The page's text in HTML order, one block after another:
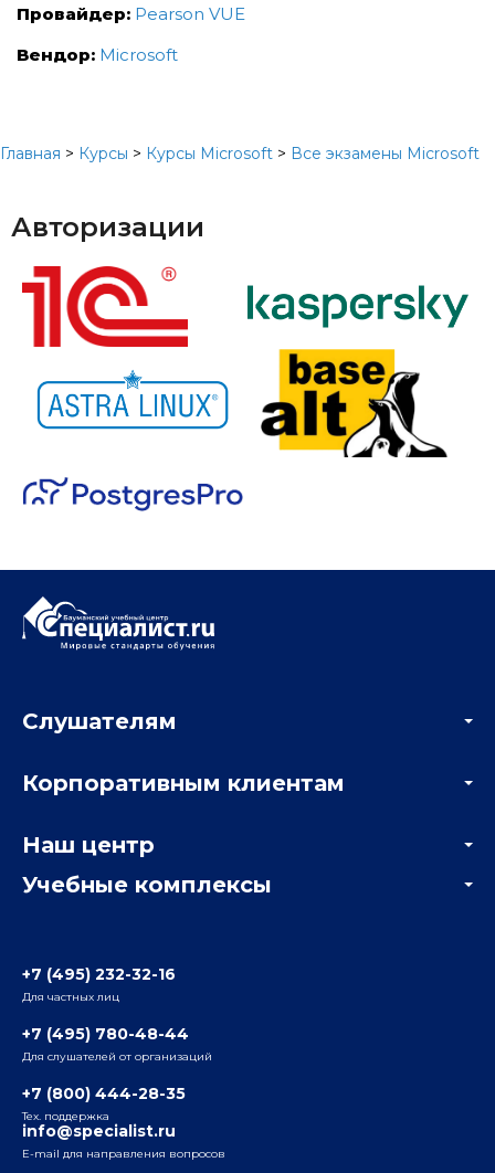
Провайдер: Pearson VUE
Вендор: Microsoft
Главная > Курсы > Курсы Microsoft > Все экзамены Microsoft
Авторизации
Учебные комплексы
Радио
ул. Радио, д.24, корпус 1, 2-й подъезд, 2-й этаж
ул. Воронцовская, д. 35Б, корп.2, 5-й этаж
Бауманский
Слушателям
Мастер-классы и вебинары
Корпоративным клиентам
Отзывы компаний
Наш центр
Информация о центре
+7 (495) 232-32-16
Для частных лиц
+7 (495) 780-48-44
Для слушателей от организаций
+7 (800) 444-28-35
Тех. поддержка
info@specialist.ru
E-mail для направления вопросов